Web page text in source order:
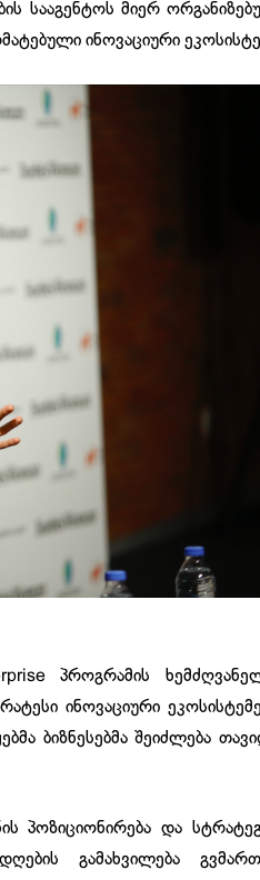
სააგენტოს მიერ
ინოვაციური
პროგრამის
ინოვაციური
ბიზნესებმა შეიძლება
პოზიციონირება და
გამახვილება